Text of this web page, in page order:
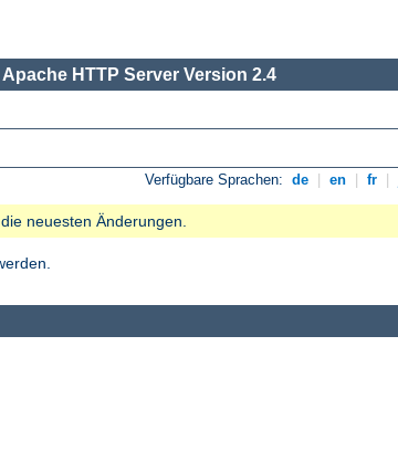
Apache HTTP Server Version 2.4
Verfügbare Sprachen: de en fr
neuesten Änderungen.